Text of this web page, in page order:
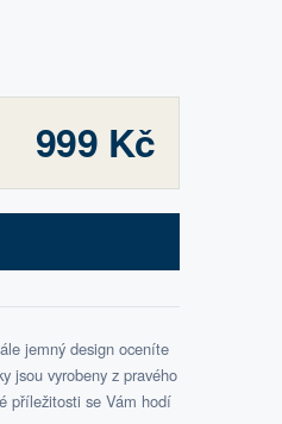
999 Kč
jemný design oceníte
jsou vyrobeny z pravého
příležitosti se Vám hodí